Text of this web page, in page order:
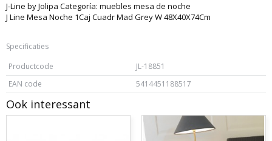
J-Line by Jolipa Categoría: muebles mesa de noche
J Line Mesa Noche 1Caj Cuadr Mad Grey W 48X40X74Cm
Specificaties
Productcode
JL-18851
EAN code
5414451188517
Ook interessant